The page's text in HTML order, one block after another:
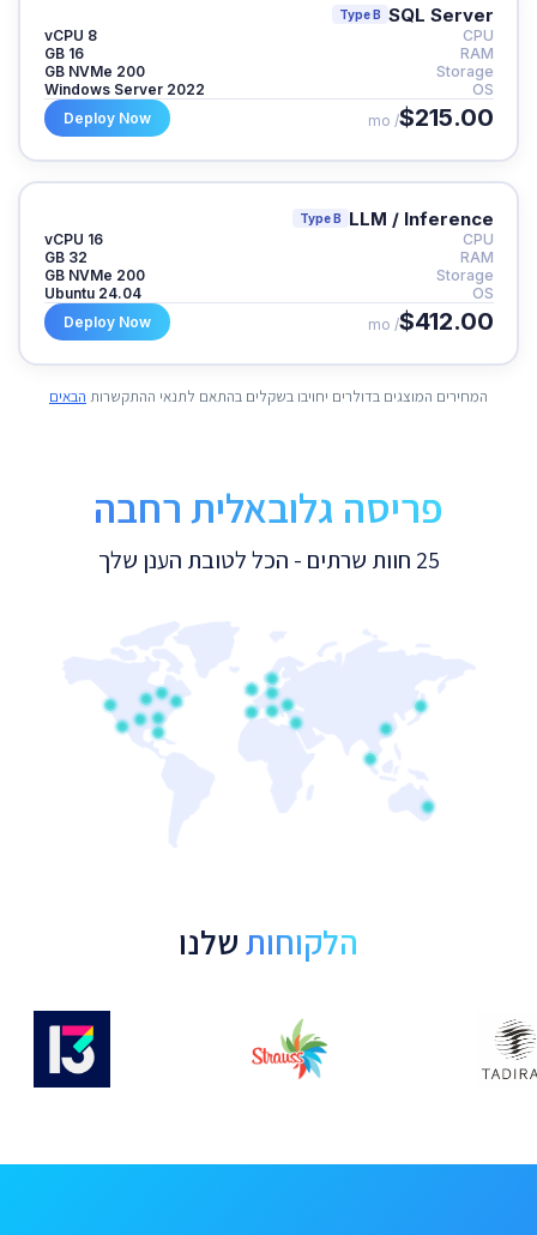
SQL Server
Type B
CPU
8 vCPU
RAM
16 GB
Storage
200 GB NVMe
OS
Windows Server 2022
$215.00
/ mo
Deploy Now
LLM / Inference
Type B
CPU
16 vCPU
RAM
32 GB
Storage
200 GB NVMe
OS
Ubuntu 24.04
$412.00
/ mo
Deploy Now
המחירים המוצגים בדולרים יחויבו בשקלים בהתאם לתנאי ההתקשרות הבאים
פריסה גלובאלית רחבה
25 חוות שרתים - הכל לטובת הענן שלך
הלקוחותשלנו